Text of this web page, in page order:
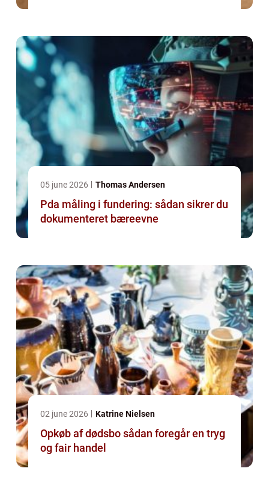
05 june 2026 Thomas Andersen
Pda måling i fundering: sådan sikrer du
dokumenteret bæreevne
02 june 2026 Katrine Nielsen
Opkøb af dødsbo sådan foregår en tryg
og fair handel